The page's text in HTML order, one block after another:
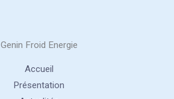
Genin Froid Energie
Accueil
Présentation